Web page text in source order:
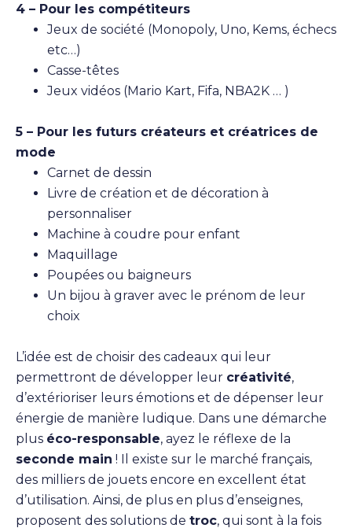
4 – Pour les compétiteurs
Jeux de société (Monopoly, Uno, Kems, échecs
etc…)
Casse-têtes
Jeux vidéos (Mario Kart, Fifa, NBA2K … )
5 – Pour les futurs créateurs et créatrices de
mode
Carnet de dessin
Livre de création et de décoration à
personnaliser
Machine à coudre pour enfant
Maquillage
Poupées ou baigneurs
Un bijou à graver avec le prénom de leur
choix
L’idée est de choisir des cadeaux qui leur
permettront de développer leur créativité,
d’extérioriser leurs émotions et de dépenser leur
énergie de manière ludique. Dans une démarche
plus éco-responsable, ayez le réflexe de la
seconde main ! Il existe sur le marché français,
des milliers de jouets encore en excellent état
d’utilisation. Ainsi, de plus en plus d’enseignes,
proposent des solutions de troc, qui sont à la fois